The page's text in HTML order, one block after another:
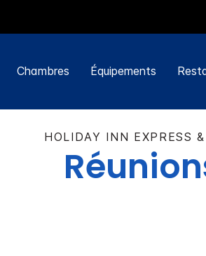
Chambres Équipements
HOLIDAY INN EXPRESS